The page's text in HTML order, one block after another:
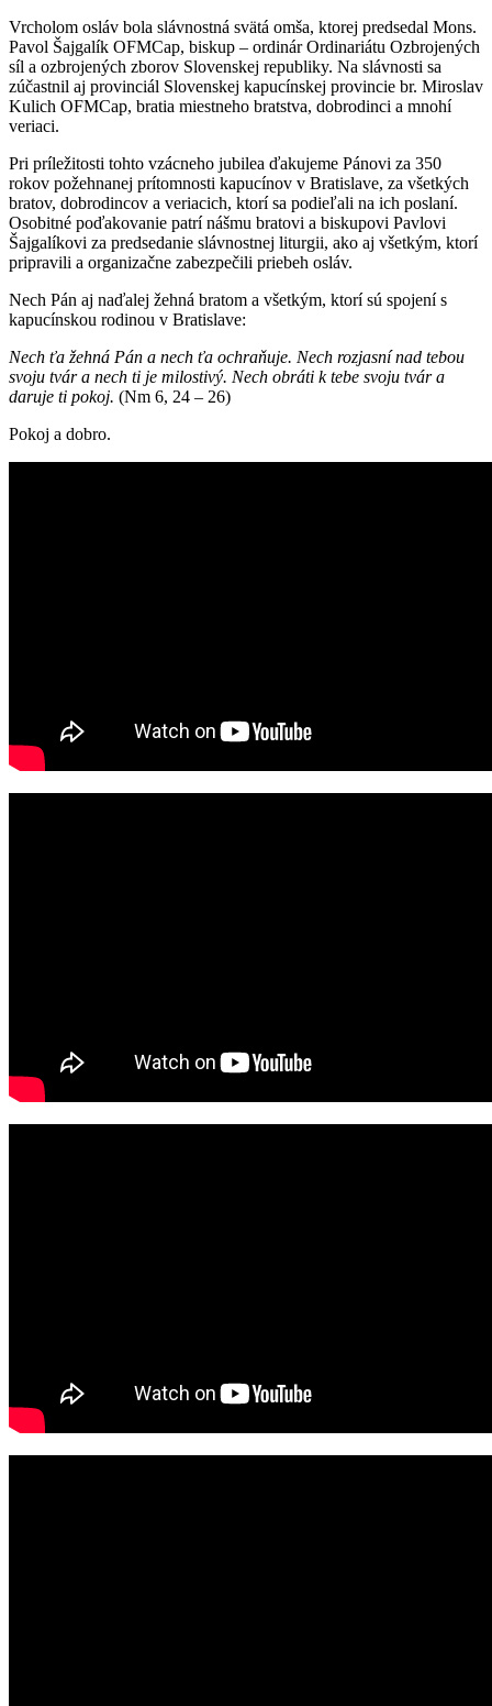
Vrcholom osláv bola slávnostná svätá omša, ktorej predsedal Mons.
Pavol Šajgalík OFMCap, biskup – ordinár Ordinariátu Ozbrojených
síl a ozbrojených zborov Slovenskej republiky. Na slávnosti sa
zúčastnil aj provinciál Slovenskej kapucínskej provincie br. Miroslav
Kulich OFMCap, bratia miestneho bratstva, dobrodinci a mnohí
veriaci.
Pri príležitosti tohto vzácneho jubilea ďakujeme Pánovi za 350
rokov požehnanej prítomnosti kapucínov v Bratislave, za všetkých
bratov, dobrodincov a veriacich, ktorí sa podieľali na ich poslaní.
Osobitné poďakovanie patrí nášmu bratovi a biskupovi Pavlovi
Šajgalíkovi za predsedanie slávnostnej liturgii, ako aj všetkým, ktorí
pripravili a organizačne zabezpečili priebeh osláv.
Nech Pán aj naďalej žehná bratom a všetkým, ktorí sú spojení s
kapucínskou rodinou v Bratislave:
Nech ťa žehná Pán a nech ťa ochraňuje. Nech rozjasní nad tebou
svoju tvár a nech ti je milostivý. Nech obráti k tebe svoju tvár a
daruje ti pokoj. (Nm 6, 24 – 26)
Pokoj a dobro.